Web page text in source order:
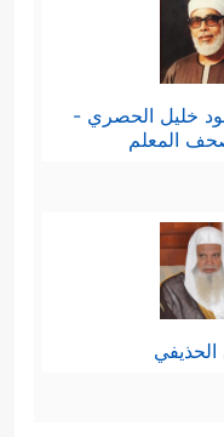
خليل الحصري -
المعلم